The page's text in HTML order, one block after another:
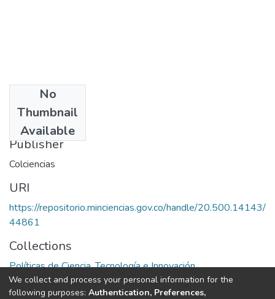
No
Thumbnail
Available
1997
Publisher
Colciencias
URI
https://repositorio.minciencias.gov.co/handle/20.500.14143/
44861
Collections
Políticas de Ciencia, Tecnología e Innovación
Full item page
We collect and process your personal information for the
following purposes: Authentication, Preferences,